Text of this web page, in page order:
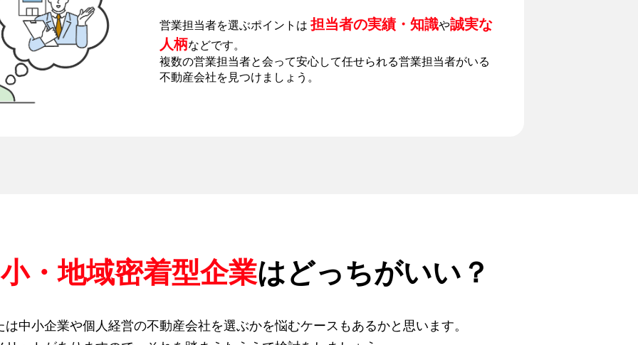
営業担当者を選ぶポイントは 担当者の実績・知識や誠実な
人柄などです。
複数の営業担当者と会って安心して任せられる営業担当者がいる
不動産会社を見つけましょう。
・地域密着型企業はどっちがいい？
中小企業や個人経営の不動産会社を選ぶかを悩むケースもあるかと思います。